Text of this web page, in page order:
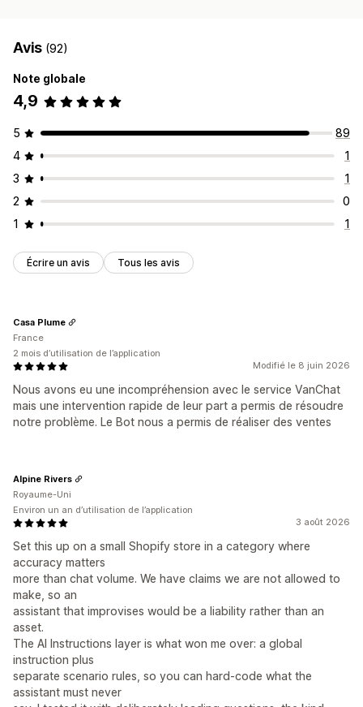
Avis (92)
Note globale
4,9
5
89
4
1
3
1
2
0
1
1
Écrire un avis Tous les avis
Modifié le 8 juin 2026
Nous avons eu une incompréhension avec le service VanChat
mais une intervention rapide de leur part a permis de résoudre
notre problème. Le Bot nous a permis de réaliser des ventes
Casa Plume
France
2 mois d’utilisation de l’application
3 août 2026
Set this up on a small Shopify store in a category where
accuracy matters
more than chat volume. We have claims we are not allowed to
make, so an
assistant that improvises would be a liability rather than an
asset.
The AI Instructions layer is what won me over: a global
instruction plus
separate scenario rules, so you can hard-code what the
assistant must never
Alpine Rivers
Royaume-Uni
Environ un an d’utilisation de l’application